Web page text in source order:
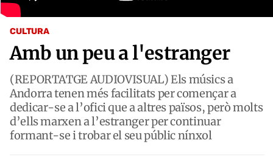
CULTURA
Amb un peu a l'estranger
(REPORTATGE AUDIOVISUAL) Els músics a
Andorra tenen més facilitats per començar a
dedicar-se a l’ofici que a altres països, però molts
d’ells marxen a l’estranger per continuar
formant-se i trobar el seu públic nínxol